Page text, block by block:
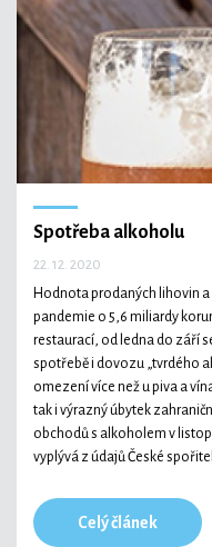
Spotřeba alkoholu
22. 12. 2020
Hodnota prodaných lihovin
pandemie o 5,6 miliardy
restaurací, od ledna do září
spotřebě i dovozu „tvrdého
omezení více než u piva a
tak i výrazný úbytek
obchodů s alkoholem v
vyplývá z údajů České
Celý článek